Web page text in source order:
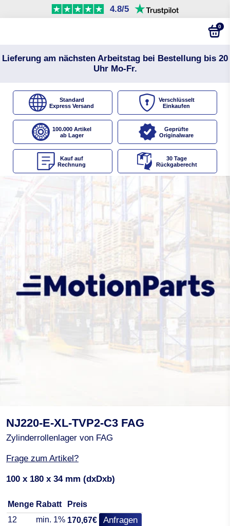
4.8/5
0
Lieferung am nächsten Arbeitstag bei Bestellung bis 20
Uhr Mo-Fr.
Standard
Express Versand
Verschlüsselt
Einkaufen
100.000 Artikel
ab Lager
Geprüfte
Originalware
Kauf auf
Rechnung
30 Tage
Rückgaberecht
NJ220-E-XL-TVP2-C3 FAG
Zylinderrollenlager von FAG
Frage zum Artikel?
100 x 180 x 34 mm (dxDxb)
Menge Rabatt
Preis
12
min. 1% 170,67€ Anfragen